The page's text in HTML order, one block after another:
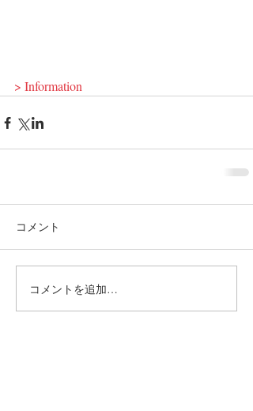
> Information
コメント
コメントを追加…